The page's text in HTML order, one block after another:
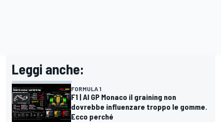
Leggi anche:
FORMULA 1
F1 | Al GP Monaco il graining non
dovrebbe influenzare troppo le gomme.
Ecco perché